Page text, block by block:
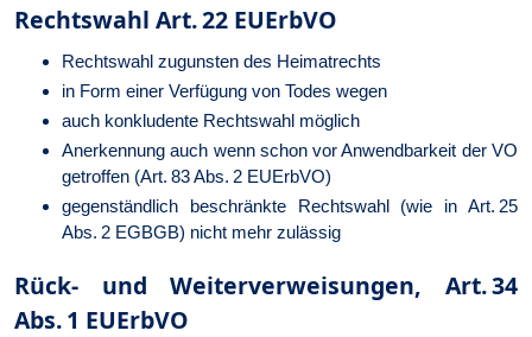
Rechtswahl Art. 22 EUErbVO
Rechtswahl zugunsten des Heimatrechts
in Form einer Verfügung von Todes wegen
auch konkludente Rechtswahl möglich
Anerkennung auch wenn schon vor Anwendbarkeit der VO
getroffen (Art. 83 Abs. 2 EUErbVO)
gegenständlich beschränkte Rechtswahl (wie in Art. 25
Abs. 2 EGBGB) nicht mehr zulässig
Rück- und Weiterverweisungen, Art. 34
Abs. 1 EUErbVO